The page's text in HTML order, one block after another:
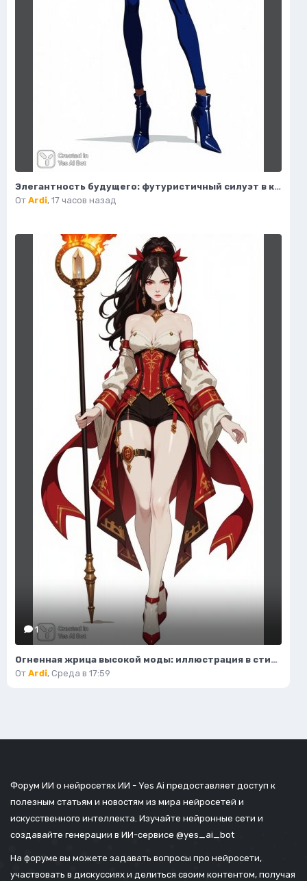
Элегантность будущего: футуристичный силуэт в кобальтовом цвете и серебре. Картинка из нейросети Flux
От Ardi, 17 часов назад
1
Огненная жрица высокой моды: иллюстрация в стиле фэнтези. Изображение из нейронной сети Flux.1
От Ardi, Среда в 17:59
Форум ИИ о нейросетях ИИ - Yes Ai предоставляет доступ к
полезным статьям и новостям из мира нейросетей и
искусственного интеллекта. Изучайте нейронные сети и
создавайте генерации в ИИ-сервисе @yes_ai_bot
На форуме вы можете задавать вопросы про нейросети,
участвовать в дискуссиях и делиться своим контентом, получая